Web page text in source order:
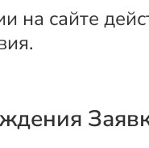
на сайте